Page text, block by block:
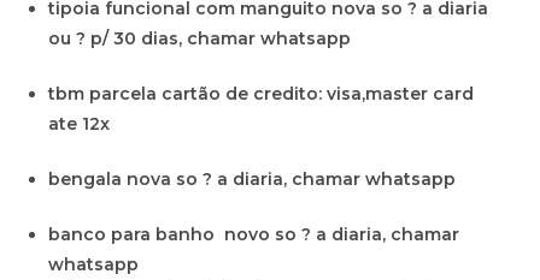
tipoia funcional com manguito nova so ? a diaria
ou ? p/ 30 dias, chamar whatsapp
tbm parcela cartão de credito: visa,master card
ate 12x
bengala nova so ? a diaria, chamar whatsapp
banco para banho novo so ? a diaria, chamar
whatsapp